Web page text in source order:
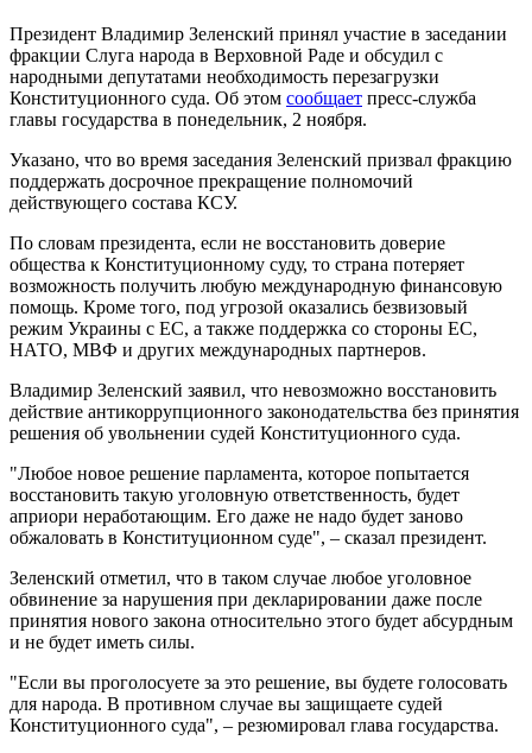
Президент Владимир Зеленский принял участие в заседании
фракции Cлуга народа в Верховной Раде и обсудил с
народными депутатами необходимость перезагрузки
Конституционного суда. Об этом сообщает пресс-служба
главы государства в понедельник, 2 ноября.
Указано, что во время заседания Зеленский призвал фракцию
поддержать досрочное прекращение полномочий
действующего состава КСУ.
По словам президента, если не восстановить доверие
общества к Конституционному суду, то страна потеряет
возможность получить любую международную финансовую
помощь. Кроме того, под угрозой оказались безвизовый
режим Украины с ЕС, а также поддержка со стороны ЕС,
НАТО, МВФ и других международных партнеров.
Владимир Зеленский заявил, что невозможно восстановить
действие антикоррупционного законодательства без принятия
решения об увольнении судей Конституционного суда.
"Любое новое решение парламента, которое попытается
восстановить такую ​​уголовную ответственность, будет
априори неработающим. Его даже не надо будет заново
обжаловать в Конституционном суде", – сказал президент.
Зеленский отметил, что в таком случае любое уголовное
обвинение за нарушения при декларировании даже после
принятия нового закона относительно этого будет абсурдным
и не будет иметь силы.
"Если вы проголосуете за это решение, вы будете голосовать
для народа. В противном случае вы защищаете судей
Конституционного суда", – резюмировал глава государства.